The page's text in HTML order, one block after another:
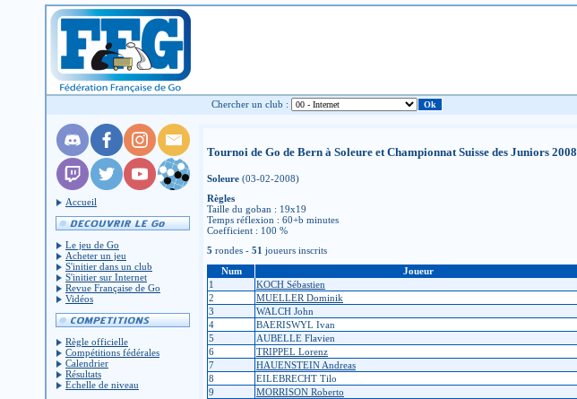
Chercher un club :
Accueil
Le jeu de Go
Acheter un jeu
S'initier dans un club
S'initier sur Internet
Revue Française de Go
Vidéos
Règle officielle
Compétitions fédérales
Calendrier
Résultats
Échelle de niveau
Tournoi de Go de Bern à Soleure et Championnat Suisse des Juniors 2008
Soleure (03-02-2008)
Règles
Taille du goban : 19x19
Temps réflexion : 60+b minutes
Coefficient : 100 %
5 rondes - 51 joueurs inscrits
Num
Joueur
1
KOCH Sébastien
2
MUELLER Dominik
3
WALCH John
4
BAERISWYL Ivan
5
AUBELLE Flavien
6
TRIPPEL Lorenz
7
HAUENSTEIN Andreas
8
EILEBRECHT Tilo
9
MORRISON Roberto